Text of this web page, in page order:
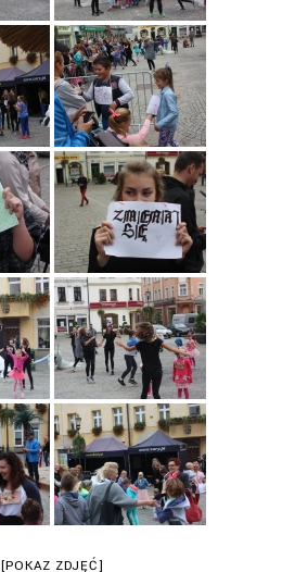
[POKAZ ZDJĘĆ]